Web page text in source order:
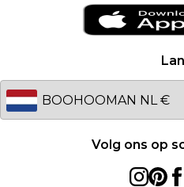
Studentenkorting -
Studentenkorting -
BOOHOOMAN App
Australia
EU
Volg ons op